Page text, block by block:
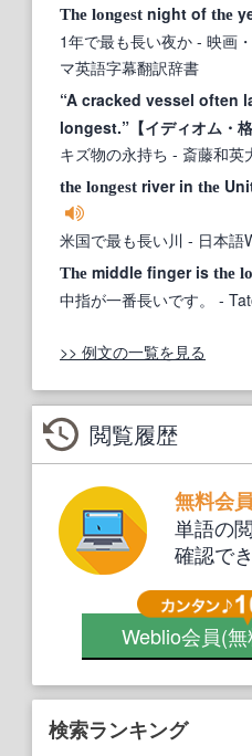
The longest night of the
1年で最も長い夜か - 映画
マ英語字幕翻訳辞書
“A cracked vessel often
longest.”【イディオム・格
キズ物の永持ち - 斎藤和英
the longest river in the
米国で最も長い川 - 日本語
The middle finger is the
中指が一番長いです。
-
>> 例文の一覧を見る
閲覧履歴
無料会
単語の
確認で
Weblio会員(
検索ランキング